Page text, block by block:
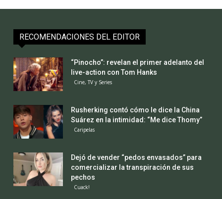
RECOMENDACIONES DEL EDITOR
“Pinocho”: revelan el primer adelanto del
live-action con Tom Hanks
Cine, TV y Series
Rusherking contó cómo le dice la China
Suárez en la intimidad: “Me dice Thomy”
Caripelas
Dejó de vender “pedos envasados” para
comercializar la transpiración de sus
pechos
Cuack!